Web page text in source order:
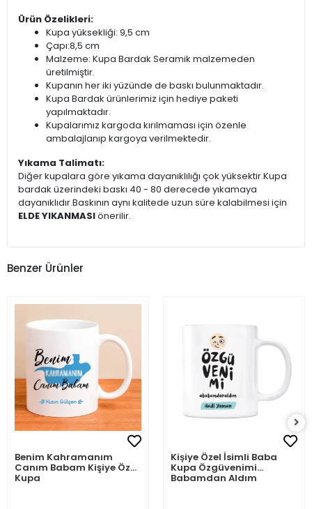
Ürün Özelikleri:
Kupa yüksekliği: 9,5 cm
Çapı:8,5 cm
Malzeme: Kupa Bardak Seramik malzemeden
üretilmiştir.
Kupanın her iki yüzünde de baskı bulunmaktadır.
Kupa Bardak ürünlerimiz için hediye paketi
yapılmaktadır.
Kupalarımız kargoda kırılmaması için özenle
ambalajlanıp kargoya verilmektedir.
Yıkama Talimatı:
Diğer kupalara göre yıkama dayanıklılığı çok yüksektir.Kupa
bardak üzerindeki baskı 40 - 80 derecede yıkamaya
dayanıklıdır.Baskının aynı kalitede uzun süre kalabilmesi için
ELDE YIKANMASIönerilir.
Benzer Ürünler
Benim Kahramanım
Canım Babam Kişiye Özel
Kupa
Kişiye Özel İsimli Baba
Kupa Özgüvenimi
Babamdan Aldım